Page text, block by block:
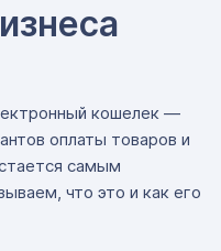
кошелек —
оплаты товаров и
самым
что это и как его